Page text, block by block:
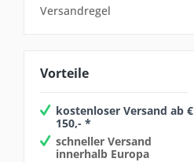
Versandregel
Vorteile
kostenloser Versand ab €
150,- *
schneller Versand
innerhalb Europa